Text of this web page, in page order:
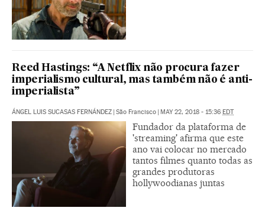
Reed Hastings: “A Netflix não procura fazer
imperialismo cultural, mas também não é anti-
imperialista”
ÁNGEL LUIS SUCASAS FERNÁNDEZ São Francisco MAY 22, 2018 - 15:36 EDT
Fundador da plataforma de
'streaming' afirma que este
ano vai colocar no mercado
tantos filmes quanto todas as
grandes produtoras
hollywoodianas juntas